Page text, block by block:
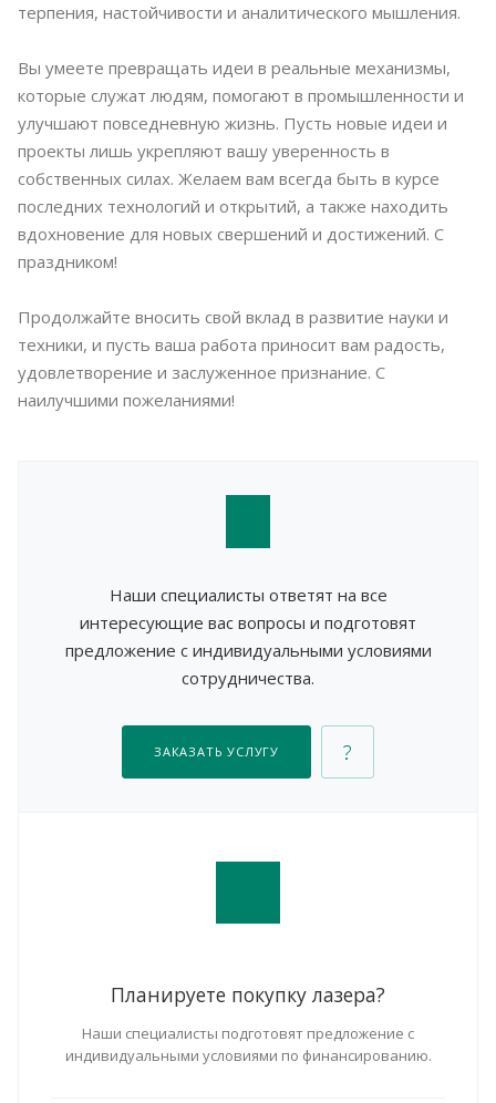
терпения, настойчивости и аналитического мышления.
Вы умеете превращать идеи в реальные механизмы,
которые служат людям, помогают в промышленности и
улучшают повседневную жизнь. Пусть новые идеи и
проекты лишь укрепляют вашу уверенность в
собственных силах. Желаем вам всегда быть в курсе
последних технологий и открытий, а также находить
вдохновение для новых свершений и достижений. С
праздником!
Продолжайте вносить свой вклад в развитие науки и
техники, и пусть ваша работа приносит вам радость,
удовлетворение и заслуженное признание. С
наилучшими пожеланиями!
Наши специалисты ответят на все
интересующие вас вопросы и подготовят
предложение с индивидуальными условиями
сотрудничества.
ЗАКАЗАТЬ УСЛУГУ
Планируете покупку лазера?
Наши специалисты подготовят предложение с
индивидуальными условиями по финансированию.